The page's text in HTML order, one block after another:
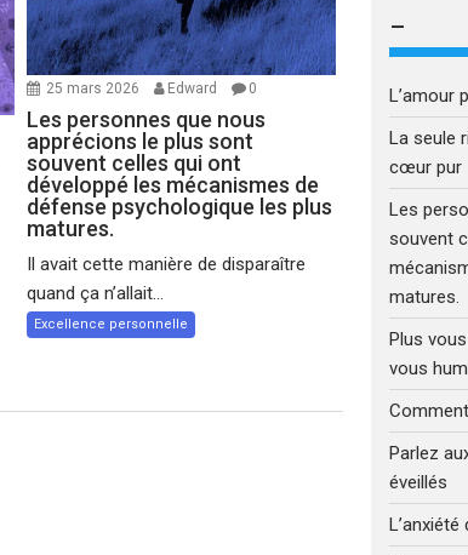
25 mars 2026 Edward 0
Les personnes que nous
apprécions le plus sont
souvent celles qui ont
développé les mécanismes de
défense psychologique les plus
matures.
Il avait cette manière de disparaître
quand ça n’allait...
Excellence personnelle
–
L’amour
La seule
cœur pur
Les
souvent
matures.
Plus
vous
Parlez
éveillés
L’anxiété